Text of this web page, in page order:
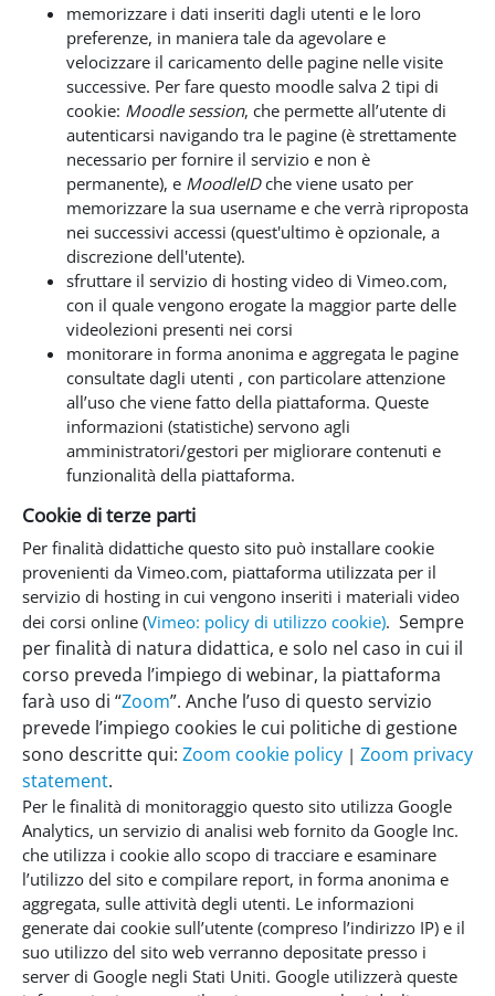
memorizzare i dati inseriti dagli utenti e le loro
preferenze, in maniera tale da agevolare e
velocizzare il caricamento delle pagine nelle visite
successive. Per fare questo moodle salva 2 tipi di
cookie: Moodle session, che permette all’utente di
autenticarsi navigando tra le pagine (è strettamente
necessario per fornire il servizio e non è
permanente), e MoodleIDche viene usato per
memorizzare la sua username e che verrà riproposta
nei successivi accessi (quest'ultimo è opzionale, a
discrezione dell'utente).
sfruttare il servizio di hosting video di Vimeo.com,
con il quale vengono erogate la maggior parte delle
videolezioni presenti nei corsi
monitorare in forma anonima e aggregata le pagine
consultate dagli utenti , con particolare attenzione
all’uso che viene fatto della piattaforma. Queste
informazioni (statistiche) servono agli
amministratori/gestori per migliorare contenuti e
funzionalità della piattaforma.
Cookie di terze parti
Per finalità didattiche questo sito può installare cookie
provenienti da Vimeo.com, piattaforma utilizzata per il
servizio di hosting in cui vengono inseriti i materiali video
dei corsi online (Vimeo: policy di utilizzo cookie). Sempre
per finalità di natura didattica, e solo nel caso in cui il
corso preveda l’impiego di webinar, la piattaforma
farà uso di “Zoom”. Anche l’uso di questo servizio
prevede l’impiego cookies le cui politiche di gestione
sono descritte qui: Zoom cookie policy | Zoom privacy
statement.
Per le finalità di monitoraggio questo sito utilizza Google
Analytics, un servizio di analisi web fornito da Google Inc.
che utilizza i cookie allo scopo di tracciare e esaminare
l’utilizzo del sito e compilare report, in forma anonima e
aggregata, sulle attività degli utenti. Le informazioni
generate dai cookie sull’utente (compreso l’indirizzo IP) e il
suo utilizzo del sito web verranno depositate presso i
server di Google negli Stati Uniti. Google utilizzerà queste